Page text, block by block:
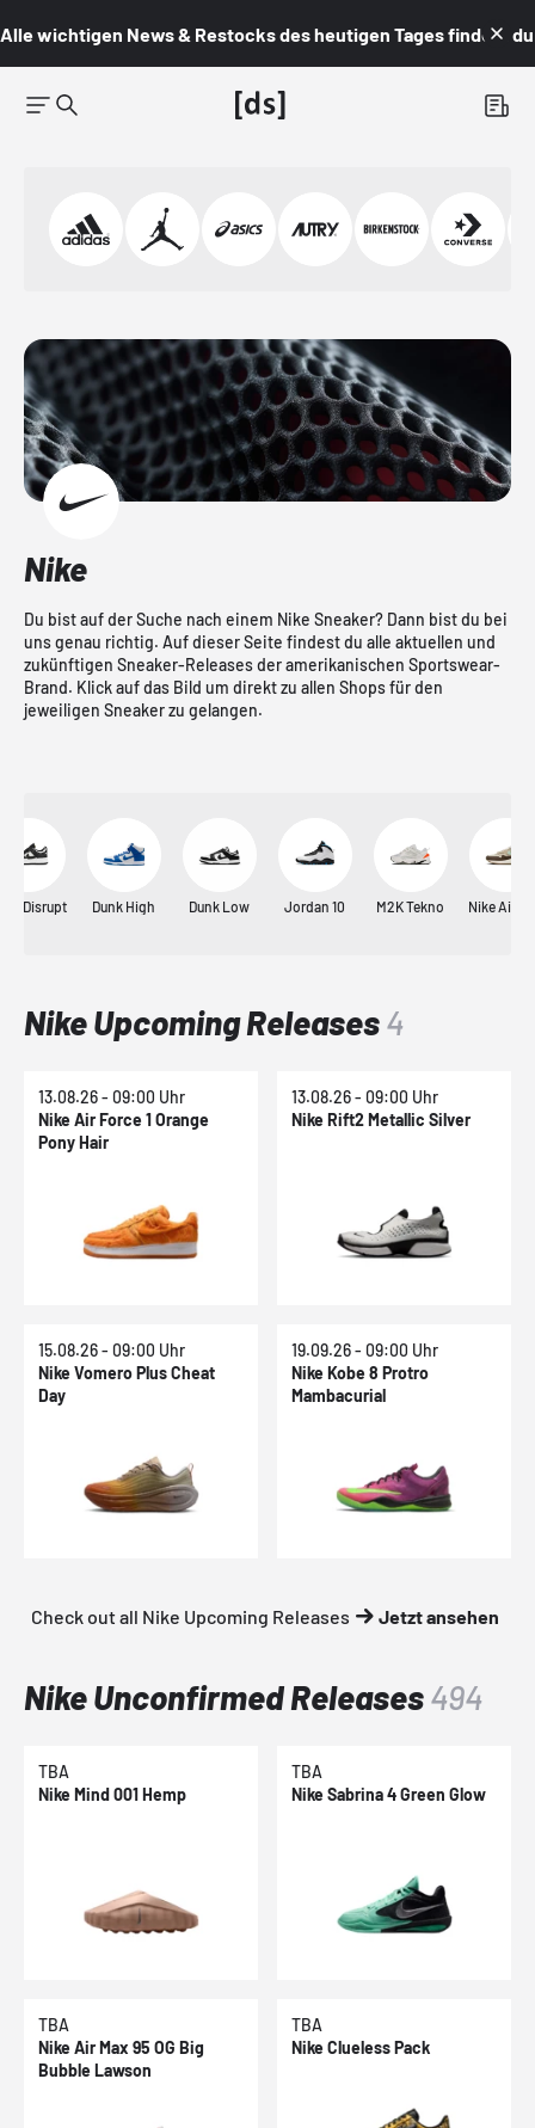
Alle wichtigen News & Restocks des heutigen Tages findest du
Nike
Du bist auf der Suche nach einem Nike Sneaker? Dann bist du bei
uns genau richtig. Auf dieser Seite findest du alle aktuellen und
zukünftigen Sneaker-Releases der amerikanischen Sportswear-
Brand. Klick auf das Bild um direkt zu allen Shops für den
jeweiligen Sneaker zu gelangen.
Disrupt Dunk High Dunk Low Jordan 10 M2K Tekno Nike Air
Nike Upcoming Releases4
13.08.26 - 09:00 Uhr
Nike Air Force 1 Orange
Pony Hair
13.08.26 - 09:00 Uhr
Nike Rift2 Metallic Silver
15.08.26 - 09:00 Uhr
Nike Vomero Plus Cheat
Day
19.09.26 - 09:00 Uhr
Nike Kobe 8 Protro
Mambacurial
Check out all Nike Upcoming Releases Jetzt ansehen
Nike Unconfirmed Releases494
TBA
Nike Mind 001 Hemp
TBA
Nike Sabrina 4 Green Glow
TBA
Nike Air Max 95 OG Big
Bubble Lawson
TBA
Nike Clueless Pack